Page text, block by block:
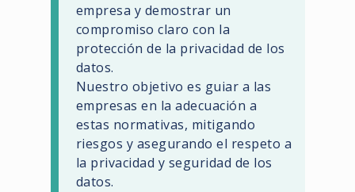
empresa y demostrar un
compromiso claro con la
protección de la privacidad de los
datos.
Nuestro objetivo es guiar a las
empresas en la adecuación a
estas normativas, mitigando
riesgos y asegurando el respeto a
la privacidad y seguridad de los
datos.